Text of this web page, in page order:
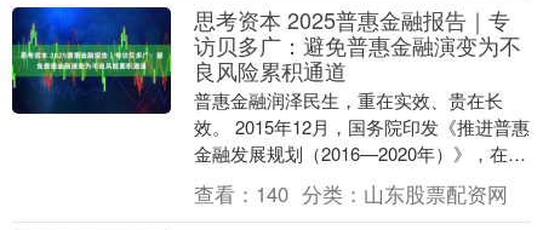
思考资本 2025普惠金融报告｜专
访贝多广：避免普惠金融演变为不
良风险累积通道
普惠金融润泽民生，重在实效、贵在长
效。 2015年12月，国务院印发《推进普惠
金融发展规划（2016—2020年）》，在明
确普惠金融服务客群的同时对各类金融机
构....
查看： 140 分类： 山东股票配资网